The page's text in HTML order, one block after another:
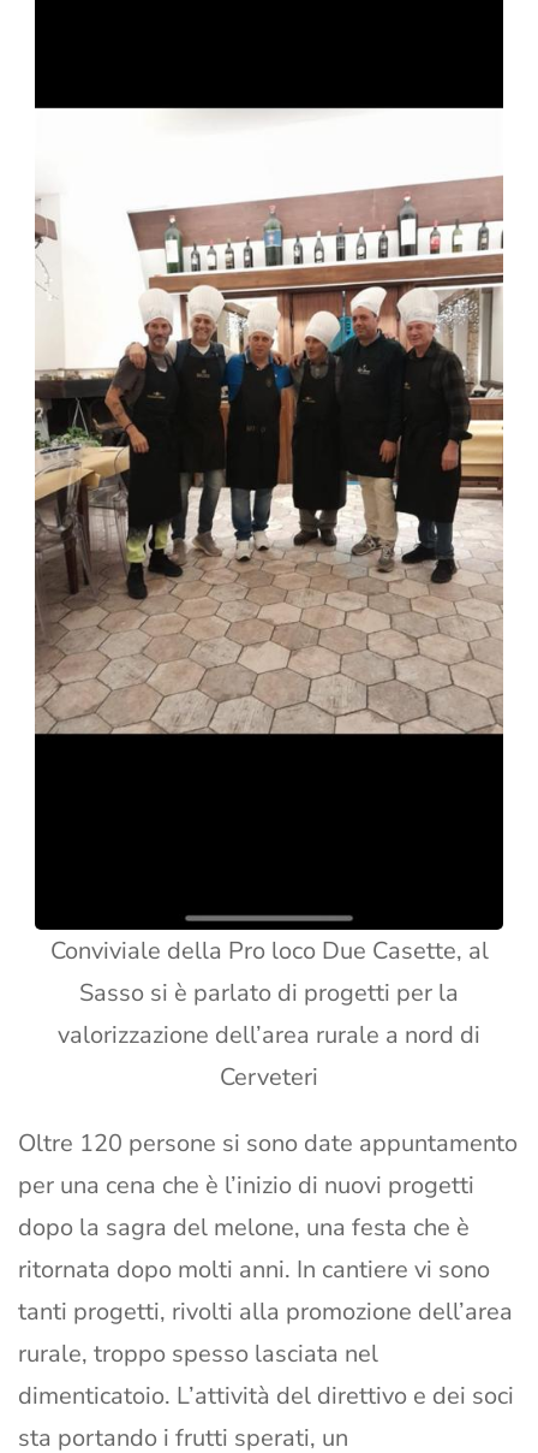
Conviviale della Pro loco Due Casette, al
Sasso si è parlato di progetti per la
valorizzazione dell’area rurale a nord di
Cerveteri
Oltre 120 persone si sono date appuntamento
per una cena che è l’inizio di nuovi progetti
dopo la sagra del melone, una festa che è
ritornata dopo molti anni. In cantiere vi sono
tanti progetti, rivolti alla promozione dell’area
rurale, troppo spesso lasciata nel
dimenticatoio. L’attività del direttivo e dei soci
sta portando i frutti sperati, un